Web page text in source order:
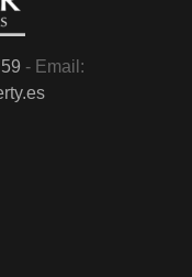
- Email: